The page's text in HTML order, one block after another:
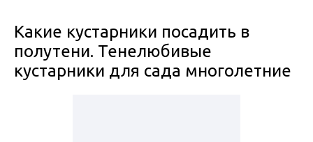
Какие кустарники посадить в
полутени. Тенелюбивые
кустарники для сада многолетние